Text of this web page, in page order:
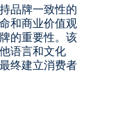
品牌一致性的
和商业价值观
的重要性。该
语言和文化
终建立消费者